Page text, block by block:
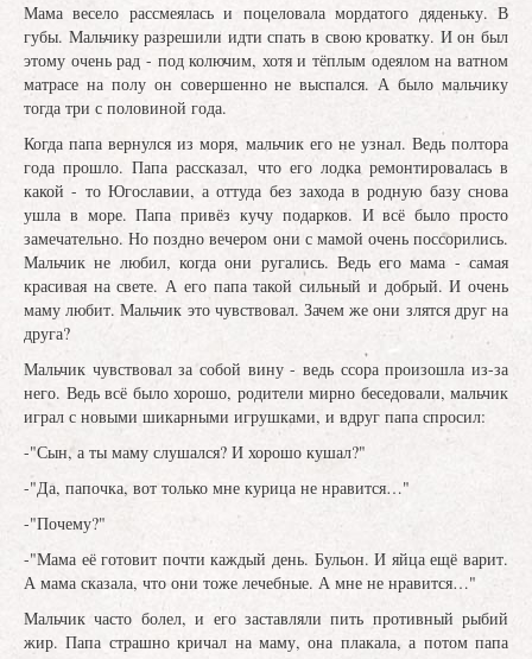
Мама весело рассмеялась и поцеловала мордатого дяденьку. В
губы. Мальчику разрешили идти спать в свою кроватку. И он был
этому очень рад - под колючим, хотя и тёплым одеялом на ватном
матрасе на полу он совершенно не выспался. А было мальчику
тогда три с половиной года.
Когда папа вернулся из моря, мальчик его не узнал. Ведь полтора
года прошло. Папа рассказал, что его лодка ремонтировалась в
какой - то Югославии, а оттуда без захода в родную базу снова
ушла в море. Папа привёз кучу подарков. И всё было просто
замечательно. Но поздно вечером они с мамой очень поссорились.
Мальчик не любил, когда они ругались. Ведь его мама - самая
красивая на свете. А его папа такой сильный и добрый. И очень
маму любит. Мальчик это чувствовал. Зачем же они злятся друг на
друга?
Мальчик чувствовал за собой вину - ведь ссора произошла из-за
него. Ведь всё было хорошо, родители мирно беседовали, мальчик
играл с новыми шикарными игрушками, и вдруг папа спросил:
-"Сын, а ты маму слушался? И хорошо кушал?"
-"Да, папочка, вот только мне курица не нравится…"
-"Почему?"
-"Мама её готовит почти каждый день. Бульон. И яйца ещё варит.
А мама сказала, что они тоже лечебные. А мне не нравится…"
Мальчик часто болел, и его заставляли пить противный рыбий
жир. Папа страшно кричал на маму, она плакала, а потом папа